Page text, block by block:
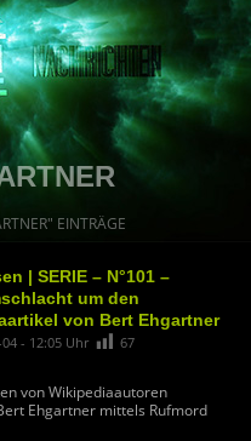
EINTRÄGE
| SERIE – N°101 –
um den
von Bert Ehgartner
- 12:05 Uhr 67
von Wikipediaautoren
Ehgartner mittels Rufmord